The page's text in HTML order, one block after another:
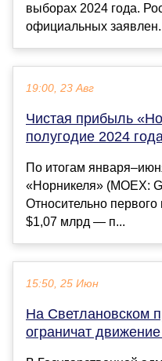
выборах 2024 года.
официальных
19:00, 23 Авг
Чистая прибыль
полугодие 2024
По итогам
«Норникеля» (MOEX:
Относительно
$1,07 млрд — п...
15:50, 25 Июн
На Светлановском
ограничат